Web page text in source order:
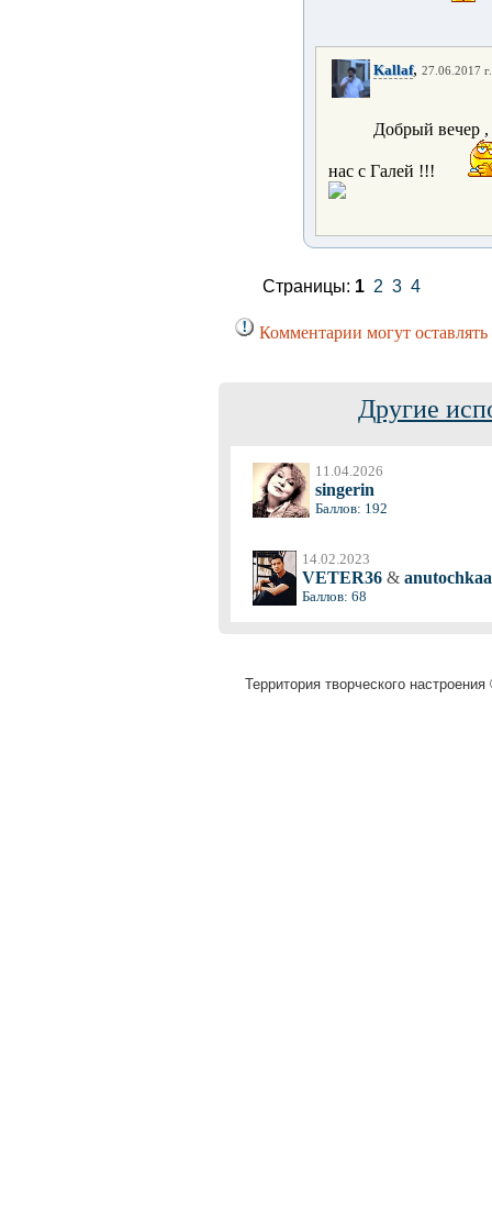
Kallaf, 27.06.2017
Добрый вечер
нас с Галей !!!
Страницы: 1 2 3 4
Комментарии могут
Другие
11.04.2026
singerin
Баллов: 192
14.02.2023
VETER36 &
Баллов: 68
Территория творческого